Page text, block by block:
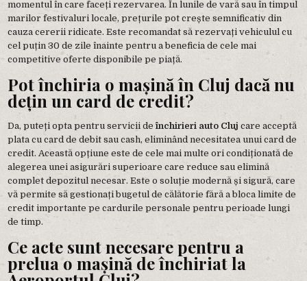
momentul în care faceți rezervarea. În lunile de vară sau în timpul
marilor festivaluri locale, prețurile pot crește semnificativ din
cauza cererii ridicate. Este recomandat să rezervați vehiculul cu
cel puțin 30 de zile înainte pentru a beneficia de cele mai
competitive oferte disponibile pe piață.
Pot închiria o mașină în Cluj dacă nu
dețin un card de credit?
Da, puteți opta pentru servicii deînchirieri auto Cluj care acceptă
plata cu card de debit sau cash, eliminând necesitatea unui card de
credit. Această opțiune este de cele mai multe ori condiționată de
alegerea unei asigurări superioare care reduce sau elimină
complet depozitul necesar. Este o soluție modernă și sigură, care
vă permite să gestionați bugetul de călătorie fără a bloca limite de
credit importante pe cardurile personale pentru perioade lungi
de timp.
Ce acte sunt necesare pentru a
prelua o mașină de închiriat la